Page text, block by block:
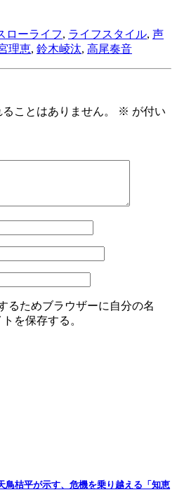
ローライフ, ライフスタイル, 声
理恵, 鈴木崚汰, 高尾奏音
ことはありません。 ※ が付い
るためブラウザーに自分の名
を保存する。
鳥桔平が示す、危機を乗り越える「知恵